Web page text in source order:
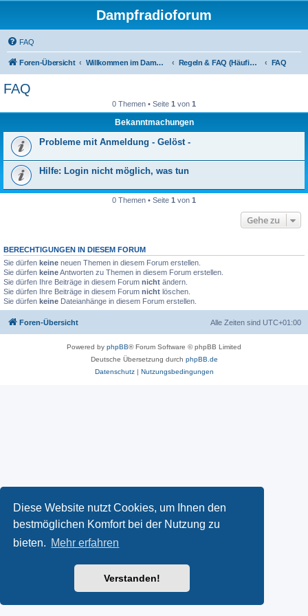
Diese Website nutzt Cookies, um Ihnen den
bestmöglichen Komfort bei der Nutzung zu
bieten. Mehr erfahren
Verstanden!
Dampfradioforum
FAQ
Foren-Übersicht Willkommen im Dampfradioforum! Regeln & FAQ (Häufig gestellte Fragen) FAQ
FAQ
0 Themen • Seite 1 von 1
Bekanntmachungen
Probleme mit Anmeldung - Gelöst -
Hilfe: Login nicht möglich, was tun
0 Themen • Seite 1 von 1
Gehe zu
BERECHTIGUNGEN IN DIESEM FORUM
Sie dürfen keine neuen Themen in diesem Forum erstellen.
Sie dürfen keineAntworten zu Themen in diesem Forum erstellen.
Sie dürfen Ihre Beiträge in diesem Forum nicht ändern.
Sie dürfen Ihre Beiträge in diesem Forum nicht löschen.
Sie dürfen keine Dateianhänge in diesem Forum erstellen.
Foren-Übersicht Alle Zeiten sind UTC+01:00
Powered by phpBB® Forum Software © phpBB Limited
Deutsche Übersetzung durch phpBB.de
Datenschutz| Nutzungsbedingungen